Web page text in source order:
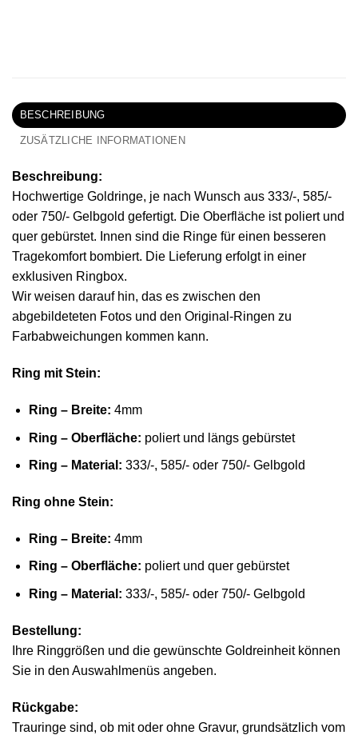
BESCHREIBUNG
ZUSÄTZLICHE INFORMATIONEN
Beschreibung:
Hochwertige Goldringe, je nach Wunsch aus 333/-, 585/-
oder 750/- Gelbgold gefertigt. Die Oberfläche ist poliert und
quer gebürstet. Innen sind die Ringe für einen besseren
Tragekomfort bombiert. Die Lieferung erfolgt in einer
exklusiven Ringbox.
Wir weisen darauf hin, das es zwischen den
abgebildeteten Fotos und den Original-Ringen zu
Farbabweichungen kommen kann.
Ring mit Stein:
Ring – Breite: 4mm
Ring – Oberfläche: poliert und längs gebürstet
Ring – Material: 333/-, 585/- oder 750/- Gelbgold
Ring ohne Stein:
Ring – Breite: 4mm
Ring – Oberfläche: poliert und quer gebürstet
Ring – Material: 333/-, 585/- oder 750/- Gelbgold
Bestellung:
Ihre Ringgrößen und die gewünschte Goldreinheit können
Sie in den Auswahlmenüs angeben.
Rückgabe:
Trauringe sind, ob mit oder ohne Gravur, grundsätzlich vom